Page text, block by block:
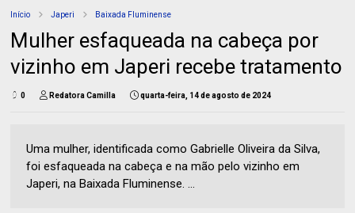
Início Japeri Baixada Fluminense
Mulher esfaqueada na cabeça por
vizinho em Japeri recebe tratamento
0 Redatora Camilla quarta-feira, 14 de agosto de 2024
Uma mulher, identificada como Gabrielle Oliveira da Silva,
foi esfaqueada na cabeça e na mão pelo vizinho em
Japeri, na Baixada Fluminense. ...